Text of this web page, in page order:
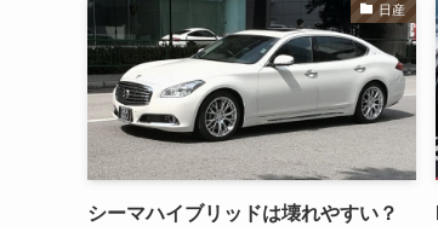
日産
シーマハイブリッドは壊れやすい？